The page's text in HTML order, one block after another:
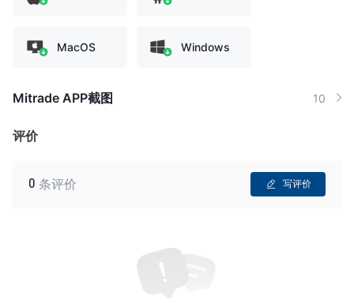
MacOS Windows
Mitrade APP截图 10
评价
0 条评价 写评价